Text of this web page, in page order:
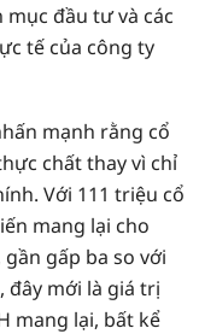
đầu tư và các
tế của công ty
mạnh rằng cổ
chất thay vì chỉ
Với 111 triệu cổ
mang lại cho
gấp ba so với
đây mới là giá trị
mang lại, bất kể